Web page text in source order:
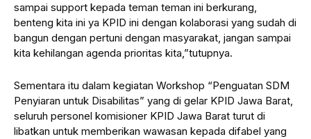
sampai support kepada teman teman ini berkurang,
benteng kita ini ya KPID ini dengan kolaborasi yang sudah di
bangun dengan pertuni dengan masyarakat, jangan sampai
kita kehilangan agenda prioritas kita,”tutupnya.
Sementara itu dalam kegiatan Workshop “Penguatan SDM
Penyiaran untuk Disabilitas” yang di gelar KPID Jawa Barat,
seluruh personel komisioner KPID Jawa Barat turut di
libatkan untuk memberikan wawasan kepada difabel yang